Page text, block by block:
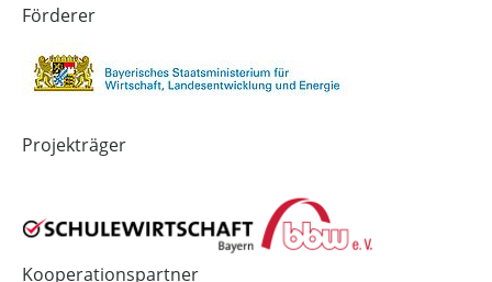
4.0
Förderer
Projekträger
Kooperationspartner